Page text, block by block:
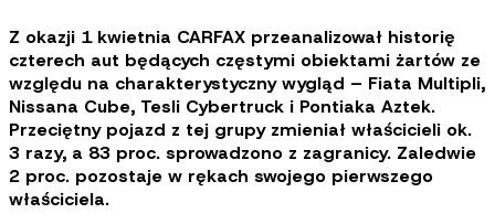
Z okazji 1 kwietnia CARFAX przeanalizował historię
czterech aut będących częstymi obiektami żartów ze
względu na charakterystyczny wygląd – Fiata Multipli,
Nissana Cube, Tesli Cybertruck i Pontiaka Aztek.
Przeciętny pojazd z tej grupy zmieniał właścicieli ok.
3 razy, a 83 proc. sprowadzono z zagranicy. Zaledwie
2 proc. pozostaje w rękach swojego pierwszego
właściciela.